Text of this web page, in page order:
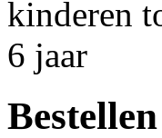
Bestellen